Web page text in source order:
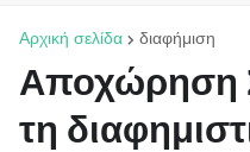
Αρχική σελίδα διαφήμιση
Αποχώρηση
τη